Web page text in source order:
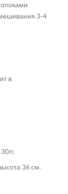
3-4
в
36 см.